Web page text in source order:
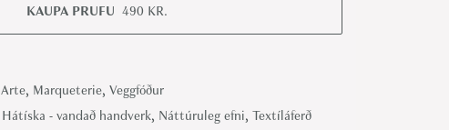
KAUPA PRUFU 490 KR.
Arte, Marqueterie, Veggfóður
Hátíska - vandað handverk, Náttúruleg efni, Textíláferð